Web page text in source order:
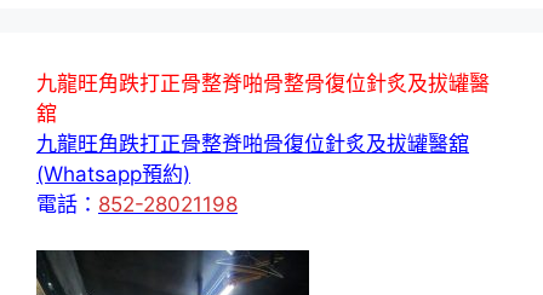
九龍旺角跌打正骨整脊啪骨整骨復位針炙及拔罐醫
舘
九龍旺角跌打正骨整脊啪骨復位針炙及拔罐醫舘
(Whatsapp預約)
電話： 852-28021198